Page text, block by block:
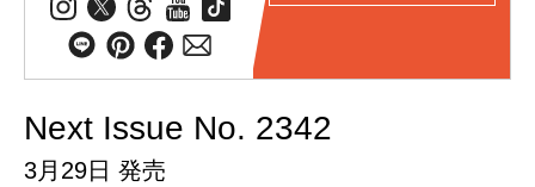
Next Issue No. 2342
3月29日 発売